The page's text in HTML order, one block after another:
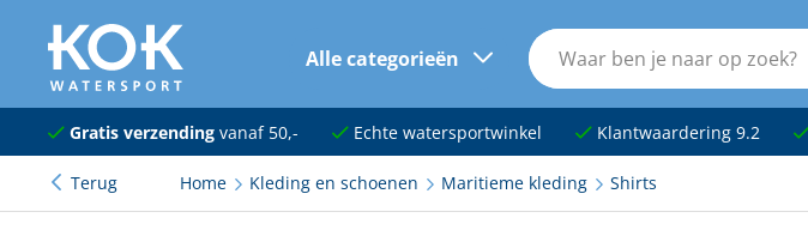
naar hoofdinhoud
Alle categorieën
Navigatie
Dekuitrusting
Gratis verzendingvanaf 50,- Echte watersportwinkel Klantwaardering 9.2
Terug Home Kleding en schoenen Maritieme kleding Shirts